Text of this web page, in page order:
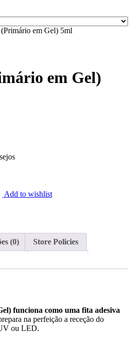
em Gel) 5ml
em Gel)
Add to wishlist
(0) Store Policies
funciona como uma fita adesiva
na perfeição a receção do
ou LED.